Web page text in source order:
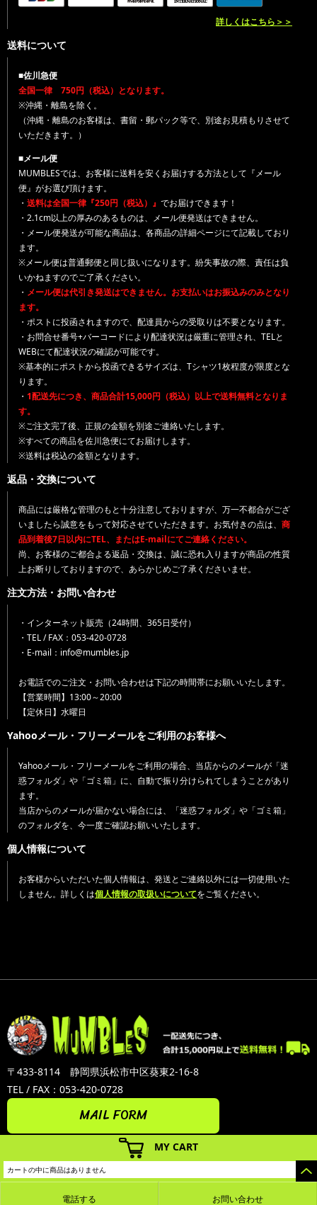
MY CART
カートの中に商品はありません
詳しくはこちら＞＞
送料について
■佐川急便
全国一律 750円（税込）となります。
※沖縄・離島を除く。
（沖縄・離島のお客様は、書留・郵パック等で、別途お見積もりさせて
いただきます。）
■メール便
MUMBLESでは、お客様に送料を安くお届けする方法として『メール
便』がお選び頂けます。
・ 送料は全国一律『250円（税込）』 でお届けできます！
・2.1cm以上の厚みのあるものは、メール便発送はできません。
・メール便発送が可能な商品は、各商品の詳細ページにて記載しており
ます。
※メール便は普通郵便と同じ扱いになります。紛失事故の際、責任は負
いかねますのでご了承ください。
・ メール便は代引き発送はできません。お支払いはお振込みのみとなり
ます。
・ポストに投函されますので、配達員からの受取りは不要となります。
・お問合せ番号+バーコードにより配達状況は厳重に管理され、TELと
WEBにて配達状況の確認が可能です。
※基本的にポストから投函できるサイズは、Tシャツ1枚程度が限度とな
ります。
・ 1配送先につき、商品合計15,000円（税込）以上で送料無料となりま
す。
※ご注文完了後、正規の金額を別途ご連絡いたします。
※すべての商品を佐川急便にてお届けします。
※送料は税込の金額となります。
返品・交換について
商品には厳格な管理のもと十分注意しておりますが、万一不都合がござ
いましたら誠意をもって対応させていただきます。お気付きの点は、 商
品到着後7日以内にTEL、またはE-mailにてご連絡ください。
尚、お客様のご都合よる返品・交換は、誠に恐れ入りますが商品の性質
上お断りしておりますので、あらかじめご了承くださいませ。
注文方法・お問い合わせ
・インターネット販売（24時間、365日受付）
・TEL / FAX：053-420-0728
・E-mail：info@mumbles.jp
お電話でのご注文・お問い合わせは下記の時間帯にお願いいたします。
【営業時間】13:00～20:00
【定休日】水曜日
Yahooメール・フリーメールをご利用のお客様へ
Yahooメール・フリーメールをご利用の場合、当店からのメールが「迷
惑フォルダ」や「ゴミ箱」に、自動で振り分けられてしまうことがあり
ます。
当店からのメールが届かない場合には、「迷惑フォルダ」や「ゴミ箱」
のフォルダを、今一度ご確認お願いいたします。
個人情報について
お客様からいただいた個人情報は、発送とご連絡以外には一切使用いた
しません。詳しくは個人情報の取扱いについてをご覧ください。
〒433-8114 静岡県浜松市中区葵東2-16-8
TEL / FAX：053-420-0728
MAIL FORM
電話する お問い合わせ